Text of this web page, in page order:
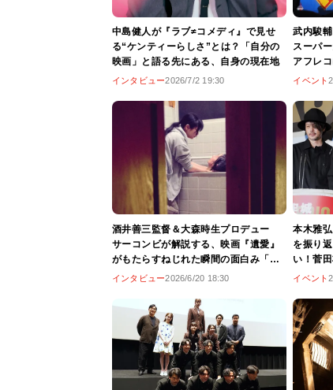
中島健人が『ラブ≠コメディ』で見せ
る“ケンティーらしさ”とは？「自分の
映画」と語る先にある、自身の現在地
インタビュー2026/7/2 19:30
武内駿
スーパ
アフレ
ル』公
イベント
酒井善三監督＆大森時生プロデュー
サーコンビが解説する、映画『遺愛』
がもたらすねじれた瞬間の面白み「な
んでもないシーンこそ怖い」
インタビュー2026/6/20 18:30
本木雅
を振り
い！菅
嚇感が
イベント